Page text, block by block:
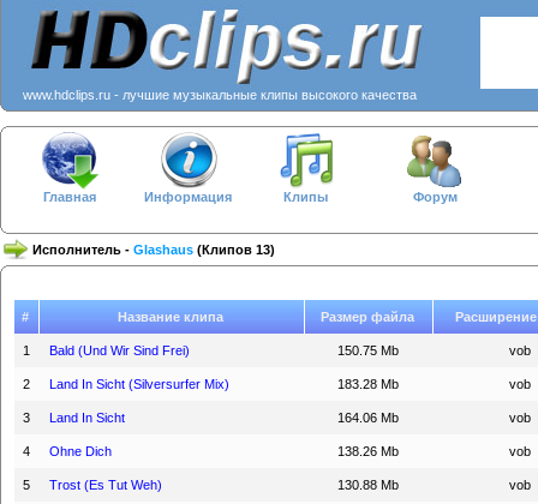
www.hdclips.ru - лучшие музыкальные клипы высокого качества
Главная Информация Клипы Форум
Исполнитель - Glashaus (Клипов 13)
# Название клипа Размер файла
1 Bald (Und Wir Sind Frei) 150.75 Mb vob
2 Land In Sicht (Silversurfer Mix) 183.28 Mb vob
3 Land In Sicht 164.06 Mb vob
4 Ohne Dich 138.26 Mb vob
5 Trost (Es Tut Weh) 130.88 Mb vob